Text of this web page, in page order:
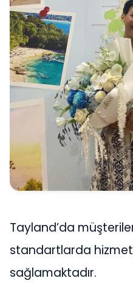
Tayland’da
standartlarda hizmet
sağlamaktadır.